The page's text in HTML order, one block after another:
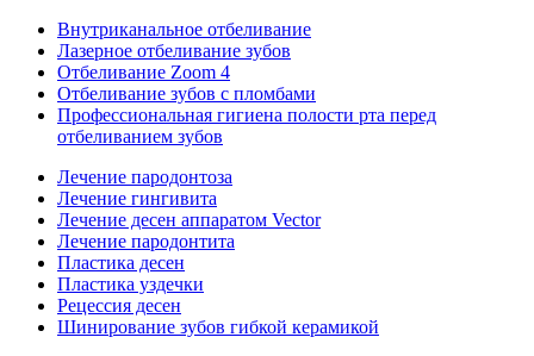
Внутриканальное отбеливание
Лазерное отбеливание зубов
Отбеливание Zoom 4
Отбеливание зубов с пломбами
Профессиональная гигиена полости рта перед
отбеливанием зубов
Лечение пародонтоза
Лечение гингивита
Лечение десен аппаратом Vector
Лечение пародонтита
Пластика десен
Пластика уздечки
Рецессия десен
Шинирование зубов гибкой керамикой